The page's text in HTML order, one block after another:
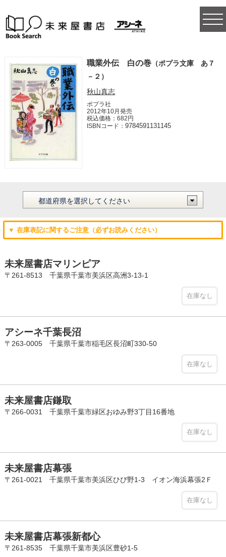
職業外伝 白の巻 （ポプラ文庫 あ７
－２）
秋山真志
ポプラ社
2012年10月発売
税込価格：682円
ISBNコード：9784591131145
▼ 在庫表記に関するご注意（必ずお読みください）
未来屋書店マリンピア
〒261-8513 千葉県千葉市美浜区高洲3-13-1
在庫なし
アシーネ千葉長沼
〒263-0005 千葉県千葉市稲毛区長沼町330-50
在庫なし
未来屋書店鎌取
〒266-0031 千葉県千葉市緑区おゆみ野3丁目16番地
在庫なし
未来屋書店幕張
〒261-0021 千葉県千葉市美浜区ひび野1-3 イオン海浜幕張2Ｆ
在庫なし
未来屋書店幕張新都心
〒261-8535 千葉県千葉市美浜区豊砂1-5